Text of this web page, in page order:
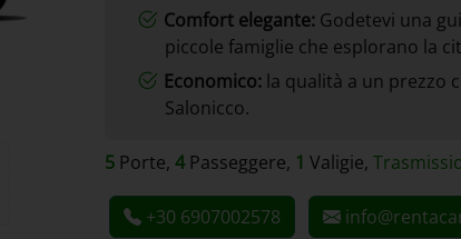
Comfort elegante: Godetevi una
piccole famiglie che esplorano la
Economico: la qualità a un prezzo
Salonicco.
5 Porte, 4Passeggere, 1 Valigie,
+30 6907002578